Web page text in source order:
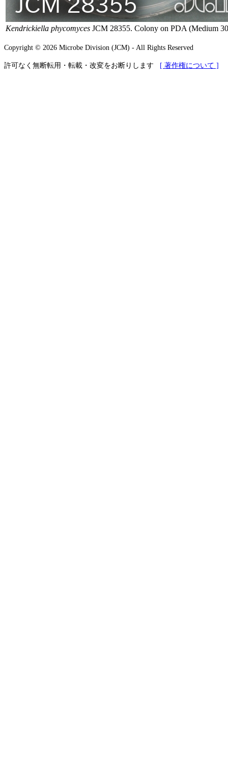
Kendrickiella phycomyces JCM 28355. Colony on PDA (Medium
Copyright © 2026 Microbe Division (JCM) - All Rights Reserved
許可なく無断転用・転載・改変をお断りします [ 著作権について ]